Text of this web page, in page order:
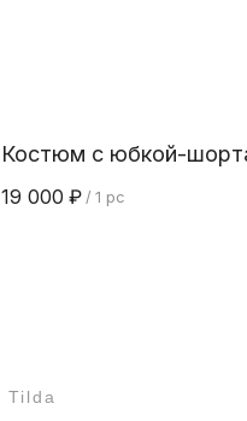
Костюм с юбкой-
19 000 ₽ / 1 pc
Tilda